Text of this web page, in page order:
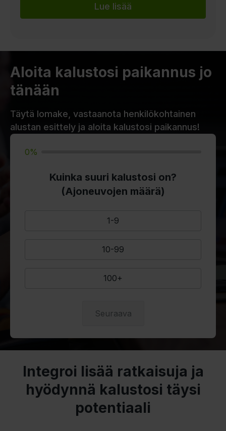
Lue lisää
Aloita kalustosi paikannus jo
tänään
Täytä lomake, vastaanota henkilökohtainen
alustan esittely ja aloita kalustosi paikannus!
0%
Kuinka suuri kalustosi on?
(Ajoneuvojen määrä)
1-9
10-99
100+
Seuraava
Integroi lisää ratkaisuja ja
hyödynnä kalustosi täysi
potentiaali